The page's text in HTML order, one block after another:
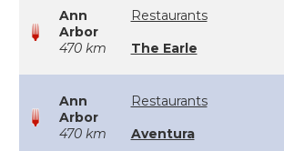
Ann
Arbor
470 km
Restaurants
The Earle
Ann
Arbor
470 km
Restaurants
Aventura